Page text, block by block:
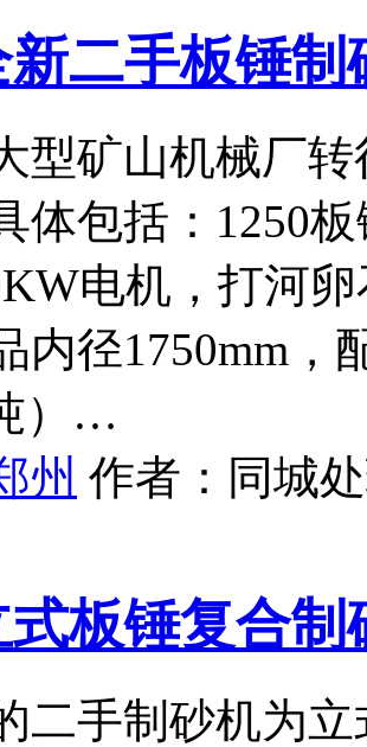
二手板锤制
型矿山机械厂
体包括：1250
电机，打河
内径1750mm，
）…
州 作者： 同城
板锤复合制
二手制砂机为